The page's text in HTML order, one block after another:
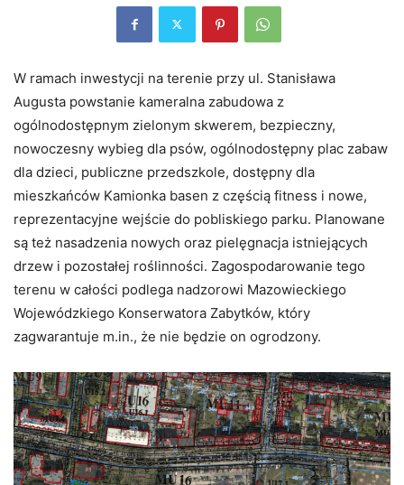
W ramach inwestycji na terenie przy ul. Stanisława
Augusta powstanie kameralna zabudowa z
ogólnodostępnym zielonym skwerem, bezpieczny,
nowoczesny wybieg dla psów, ogólnodostępny plac zabaw
dla dzieci, publiczne przedszkole, dostępny dla
mieszkańców Kamionka basen z częścią fitness i nowe,
reprezentacyjne wejście do pobliskiego parku. Planowane
są też nasadzenia nowych oraz pielęgnacja istniejących
drzew i pozostałej roślinności. Zagospodarowanie tego
terenu w całości podlega nadzorowi Mazowieckiego
Wojewódzkiego Konserwatora Zabytków, który
zagwarantuje m.in., że nie będzie on ogrodzony.